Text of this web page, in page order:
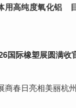
高纯度氧化铝
国际橡塑展圆满收
商春日亮相美丽杭州